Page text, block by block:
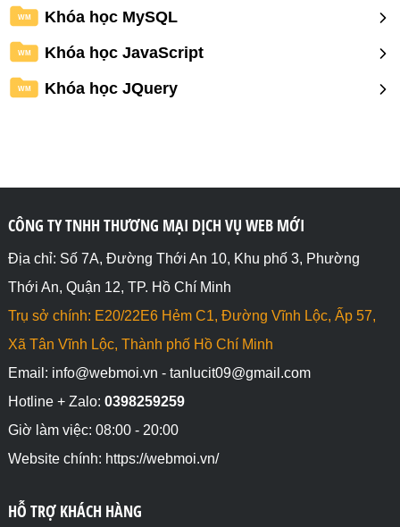
WM Khóa học MySQL
WM Khóa học JavaScript
WM Khóa học JQuery
CÔNG TY TNHH THƯƠNG MẠI DỊCH VỤ WEB MỚI
Địa chỉ: Số 7A, Đường Thới An 10, Khu phố 3, Phường
Thới An, Quận 12, TP. Hồ Chí Minh
Trụ sở chính: E20/22E6 Hẻm C1, Đường Vĩnh Lộc, Ấp 57,
Xã Tân Vĩnh Lộc, Thành phố Hồ Chí Minh
Email: info@webmoi.vn - tanlucit09@gmail.com
Hotline + Zalo: 0398259259
Giờ làm việc: 08:00 - 20:00
Website chính: https://webmoi.vn/
HỖ TRỢ KHÁCH HÀNG